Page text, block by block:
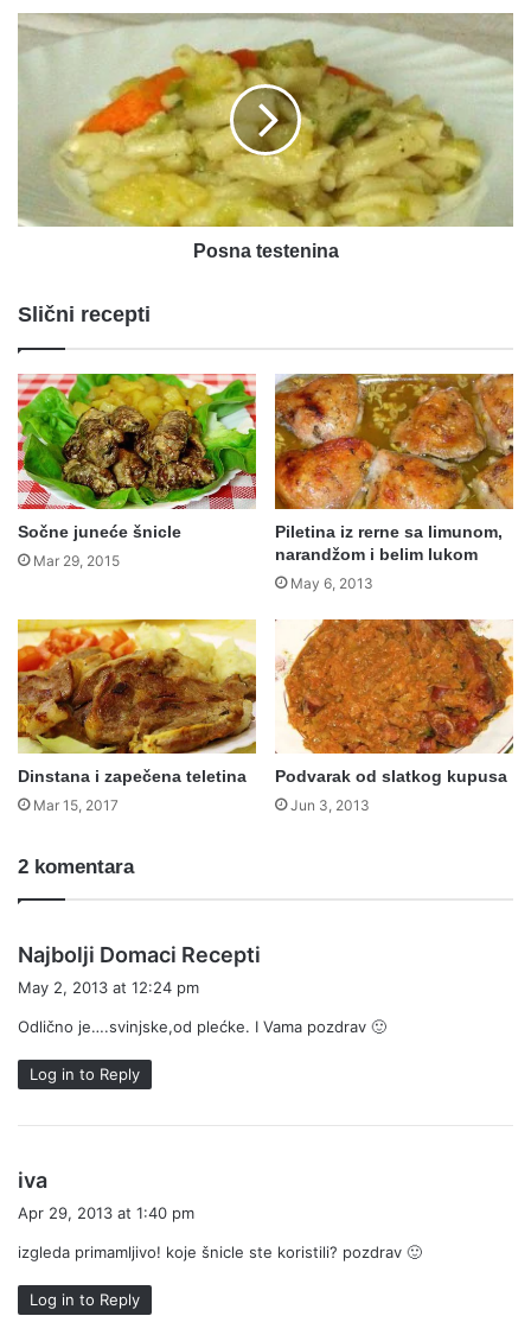
Posna
testenina
Posna testenina
Slični recepti
Sočne juneće šnicle
Mar 29, 2015
Piletina iz rerne sa limunom,
narandžom i belim lukom
May 6, 2013
Dinstana i zapečena teletina
Mar 15, 2017
Podvarak od slatkog kupusa
Jun 3, 2013
2 komentara
Najbolji Domaci Recepti
s
May 2, 2013 at 12:24 pm
Odlično je….svinjske,od plećke. I Vama pozdrav 🙂
Log in to Reply
iva
s
:
Apr 29, 2013 at 1:40 pm
izgleda primamljivo! koje šnicle ste koristili? pozdrav 🙂
Log in to Reply